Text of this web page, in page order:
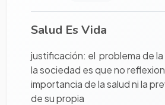
Salud Es Vida
justificación: el problema de la
la sociedad es que no
importancia de la salud ni la
de su propia